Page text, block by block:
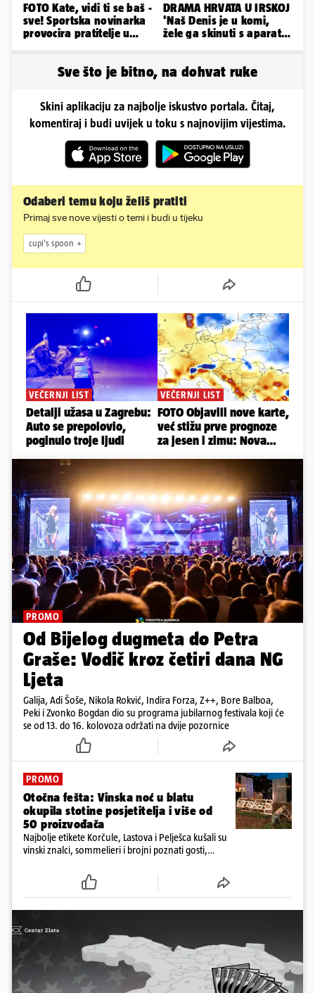
FOTO Kate, vidi ti se baš -
sve! Sportska novinarka
provocira pratitelje u
DRAMA HRVATA U IRSKOJ
'Naš Denis je u komi,
žele ga skinuti s aparata!
Sve što je bitno, na dohvat ruke
Skini aplikaciju za najbolje iskustvo portala. Čitaj,
komentiraj i budi uvijek u toku s najnovijim vijestima.
Odaberi temu koju želiš pratiti
Primaj sve nove vijesti o temi i budi u tijeku
cupi's spoon
PROMO
Od Bijelog dugmeta do Petra
Graše: Vodič kroz četiri dana NG
Ljeta
Galija, Adi Šoše, Nikola Rokvić, Indira Forza, Z++, Bore Balboa,
Peki i Zvonko Bogdan dio su programa jubilarnog festivala koji će
se od 13. do 16. kolovoza održati na dvije pozornice
PROMO
Otočna fešta: Vinska noć u blatu
okupila stotine posjetitelja i više od
50 proizvođača
Najbolje etikete Korčule, Lastova i Pelješca kušali su
vinski znalci, sommelieri i brojni poznati gosti,